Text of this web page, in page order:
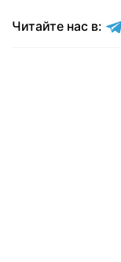
Читайте нас в: